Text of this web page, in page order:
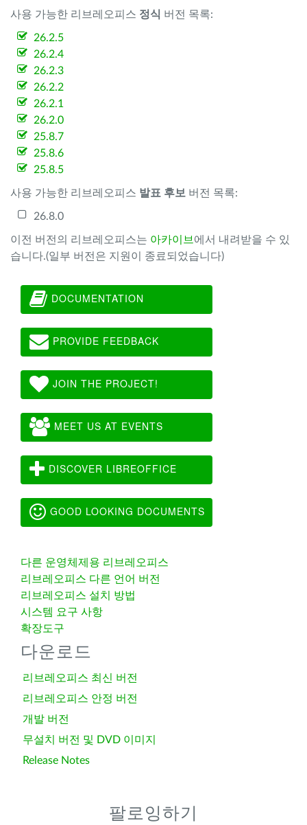
사용 가능한 리브레오피스 정식 버전 목록:
26.2.5
26.2.4
26.2.3
26.2.2
26.2.1
26.2.0
25.8.7
25.8.6
25.8.5
사용 가능한 리브레오피스 발표 후보 버전 목록:
26.8.0
이전 버전의 리브레오피스는 아카이브 에서 내려받을 수 있
습니다.(일부 버전은 지원이 종료되었습니다)
DOCUMENTATION
PROVIDE FEEDBACK
JOIN THE PROJECT!
MEET US AT EVENTS
DISCOVER LIBREOFFICE
GOOD LOOKING DOCUMENTS
다른 운영체제용 리브레오피스
리브레오피스 다른 언어 버전
리브레오피스 설치 방법
시스템 요구 사항
확장도구
다운로드
리브레오피스 최신 버전
리브레오피스 안정 버전
개발 버전
무설치 버전 및 DVD 이미지
Release Notes
팔로잉하기